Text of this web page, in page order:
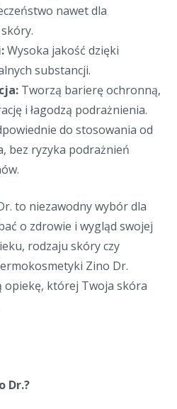
nawet dla
Wysoka jakość dzięki
substancji.
Tworzą barierę ochronną,
i łagodzą podrażnienia.
do stosowania od
bez ryzyka podrażnień
to niezawodny wybór dla
o zdrowie i wygląd swojej
rodzaju skóry czy
Zino Dr.
opiekę, której Twoja skóra
Dr.?